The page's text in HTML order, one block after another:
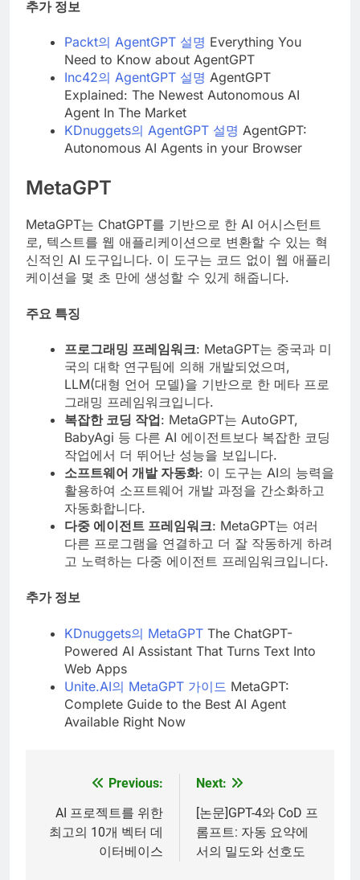
추가 정보
Packt의 AgentGPT 설명 Everything You
Need to Know about AgentGPT
Inc42의 AgentGPT 설명 AgentGPT
Explained: The Newest Autonomous AI
Agent In The Market
KDnuggets의 AgentGPT 설명 AgentGPT:
Autonomous AI Agents in your Browser
MetaGPT
MetaGPT는 ChatGPT를 기반으로 한 AI 어시스턴트
로, 텍스트를 웹 애플리케이션으로 변환할 수 있는 혁
신적인 AI 도구입니다. 이 도구는 코드 없이 웹 애플리
케이션을 몇 초 만에 생성할 수 있게 해줍니다.
주요 특징
프로그래밍 프레임워크: MetaGPT는 중국과 미
국의 대학 연구팀에 의해 개발되었으며,
LLM(대형 언어 모델)을 기반으로 한 메타 프로
그래밍 프레임워크입니다.
복잡한 코딩 작업: MetaGPT는 AutoGPT,
BabyAgi 등 다른 AI 에이전트보다 복잡한 코딩
작업에서 더 뛰어난 성능을 보입니다.
소프트웨어 개발 자동화: 이 도구는 AI의 능력을
활용하여 소프트웨어 개발 과정을 간소화하고
자동화합니다.
다중 에이전트 프레임워크: MetaGPT는 여러
다른 프로그램을 연결하고 더 잘 작동하게 하려
고 노력하는 다중 에이전트 프레임워크입니다.
추가 정보
KDnuggets의 MetaGPT The ChatGPT-
Powered AI Assistant That Turns Text Into
Web Apps
Unite.AI의 MetaGPT 가이드 MetaGPT:
Complete Guide to the Best AI Agent
Available Right Now
탐
색
Previous:
AI 프로젝트를 위한
최고의 10개 벡터 데
이터베이스
Next:
[논문]GPT-4와 CoD 프
롬프트: 자동 요약에
서의 밀도와 선호도